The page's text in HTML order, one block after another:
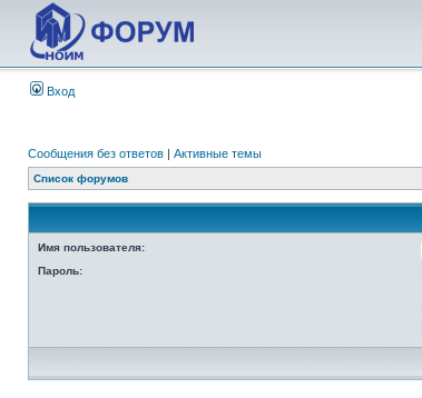
Вход
Сообщения без ответов | Активные темы
Список форумов
Имя пользователя:
Пароль: